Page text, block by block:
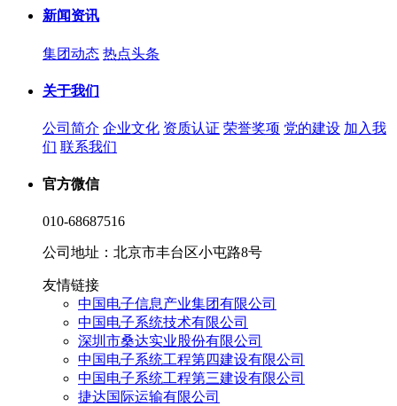
新闻资讯
集团动态 热点头条
关于我们
公司简介 企业文化 资质认证 荣誉奖项 党的建设 加入我
们 联系我们
官方微信
010-68687516
公司地址：北京市丰台区小屯路8号
友情链接
中国电子信息产业集团有限公司
中国电子系统技术有限公司
深圳市桑达实业股份有限公司
中国电子系统工程第四建设有限公司
中国电子系统工程第三建设有限公司
捷达国际运输有限公司